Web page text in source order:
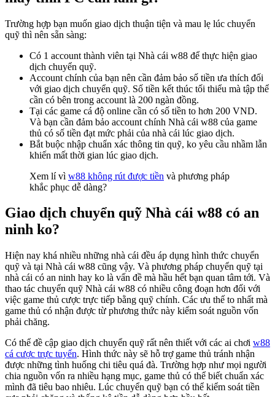
Trường hợp bạn muốn giao dịch thuận tiện và mau lẹ lúc chuyển
quỹ thì nên sẵn sàng:
Có 1 account thành viên tại Nhà cái w88 để thực hiện giao
dịch chuyển quỹ.
Account chính của bạn nên cần đảm bảo số tiền ưa thích đối
với giao dịch chuyển quỹ. Số tiền kết thúc tối thiểu mà tập thể
cần có bên trong account là 200 ngàn đồng.
Tại các game cá độ online cần có số tiền to hơn 200 VND.
Và bạn cần đảm bảo account chính Nhà cái w88 của game
thủ có số tiền đạt mức phải của nhà cái lúc giao dịch.
Bắt buộc nhập chuẩn xác thông tin quỹ, ko yêu cầu nhầm lẫn
khiến mất thời gian lúc giao dịch.
Xem lí vì w88 không rút được tiền và phương pháp
khắc phục dễ dàng?
Giao dịch chuyển quỹ Nhà cái w88 có an
ninh ko?
Hiện nay khá nhiều những nhà cái đều áp dụng hình thức chuyển
quỹ và tại Nhà cái w88 cũng vậy. Và phương pháp chuyển quỹ tại
nhà cái có an ninh hay ko là vấn đề mà hầu hết bạn quan tâm tới. Và
thao tác chuyển quỹ Nhà cái w88 có nhiều công đoạn hơn đối với
việc game thủ cược trực tiếp bằng quỹ chính. Các ưu thế to nhất mà
game thủ có nhận được từ phương thức này kiểm soát nguồn vốn
phải chăng.
Có thể đề cập giao dịch chuyển quỹ rất nên thiết với các ai chơi w88
cá cược trực tuyến. Hình thức này sẽ hỗ trợ game thủ tránh nhận
được những tình huống chi tiêu quá đà. Trường hợp như mọi người
chia nguồn vốn ra nhiều hạng mục, game thủ có thể biết chuẩn xác
mình đã tiêu bao nhiêu. Lúc chuyển quỹ bạn có thể kiểm soát tiền